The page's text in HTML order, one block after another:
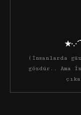
(İnsanlarda
gözdür.. Ama